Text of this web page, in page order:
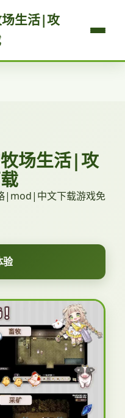
生活|攻
场生活|攻
|mod|中文下载游戏免
验